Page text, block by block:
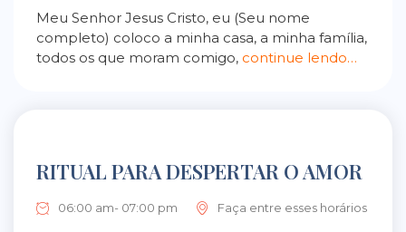
Meu Senhor Jesus Cristo, eu (Seu nome
completo) coloco a minha casa, a minha família,
todos os que moram comigo, continue lendo…
RITUAL PARA DESPERTAR O AMOR
06:00 am- 07:00 pm Faça entre esses horários